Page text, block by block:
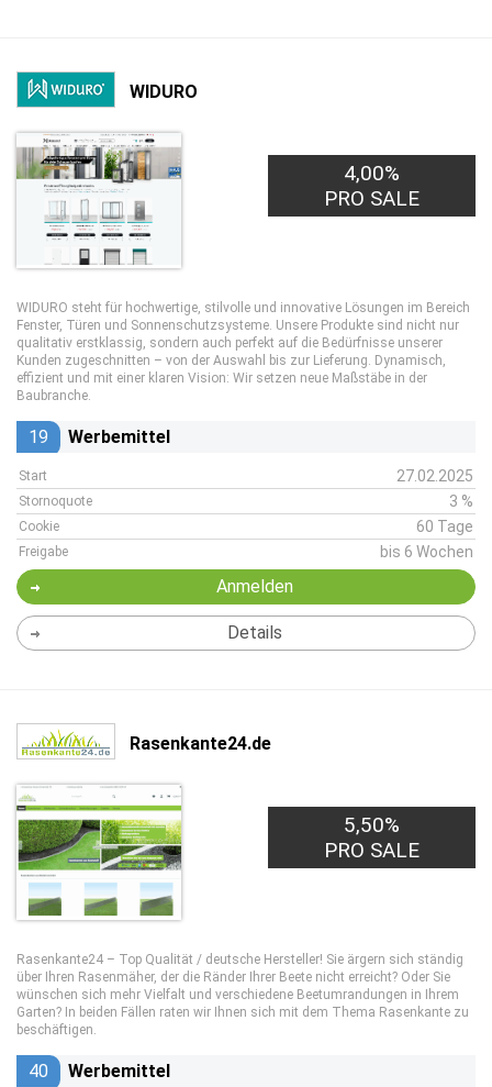
WIDURO
4,00%
PRO SALE
WIDURO steht für hochwertige, stilvolle und innovative Lösungen im Bereich
Fenster, Türen und Sonnenschutzsysteme. Unsere Produkte sind nicht nur
qualitativ erstklassig, sondern auch perfekt auf die Bedürfnisse unserer
Kunden zugeschnitten – von der Auswahl bis zur Lieferung. Dynamisch,
effizient und mit einer klaren Vision: Wir setzen neue Maßstäbe in der
Baubranche.
19 Werbemittel
Start 27.02.2025
Stornoquote 3 %
Cookie 60 Tage
Freigabe bis 6 Wochen
Anmelden
Details
Rasenkante24.de
5,50%
PRO SALE
Rasenkante24 – Top Qualität / deutsche Hersteller! Sie ärgern sich ständig
über Ihren Rasenmäher, der die Ränder Ihrer Beete nicht erreicht? Oder Sie
wünschen sich mehr Vielfalt und verschiedene Beetumrandungen in Ihrem
Garten? In beiden Fällen raten wir Ihnen sich mit dem Thema Rasenkante zu
beschäftigen.
40 Werbemittel